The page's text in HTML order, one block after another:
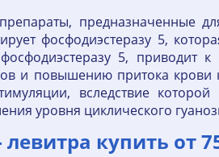
предназначенные
фосфодиэстеразу 5,
5, приводит
и повышению притока крови
вследствие
уровня циклического
купить от